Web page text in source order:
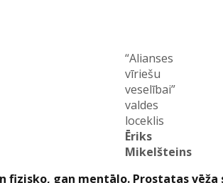
“Alianses
vīriešu
veselībai”
valdes
loceklis
Ēriks
Mikelšteins
fizisko, gan mentālo. Prostatas